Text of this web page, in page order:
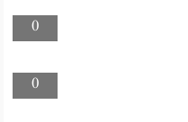
0
0